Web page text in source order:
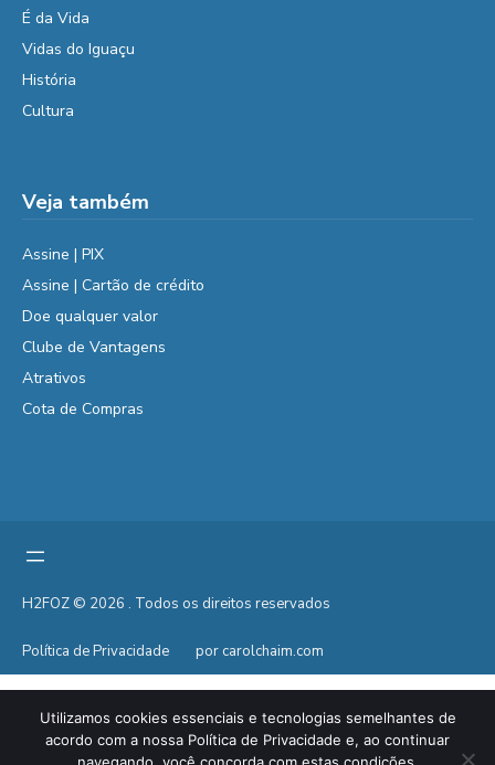
É da Vida
Vidas do Iguaçu
História
Cultura
Veja também
Assine | PIX
Assine | Cartão de crédito
Doe qualquer valor
Clube de Vantagens
Atrativos
Cota de Compras
H2FOZ © 2026 . Todos os direitos reservados
Política de Privacidade por carolchaim.com
Utilizamos cookies essenciais e tecnologias semelhantes de
acordo com a nossa Política de Privacidade e, ao continuar